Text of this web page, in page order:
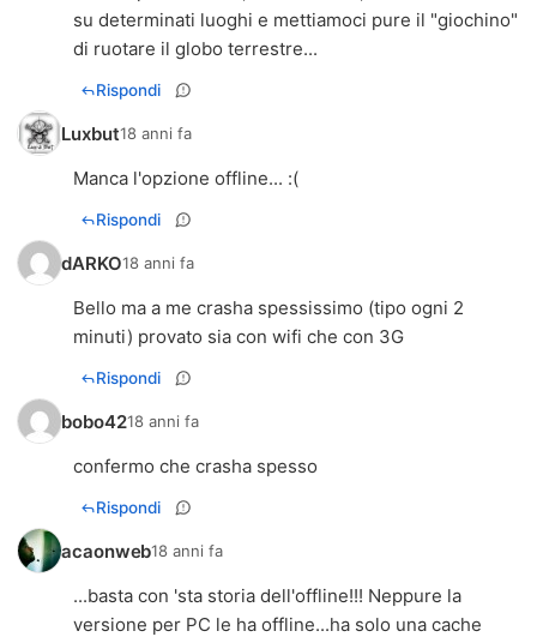
su determinati luoghi e mettiamoci pure il "giochino"
di ruotare il globo terrestre...
Rispondi
Luxbut18 anni fa
Manca l'opzione offline... :(
Rispondi
dARKO18 anni fa
Bello ma a me crasha spessissimo (tipo ogni 2
minuti) provato sia con wifi che con 3G
Rispondi
bobo4218 anni fa
confermo che crasha spesso
Rispondi
acaonweb18 anni fa
...basta con 'sta storia dell'offline!!! Neppure la
versione per PC le ha offline...ha solo una cache